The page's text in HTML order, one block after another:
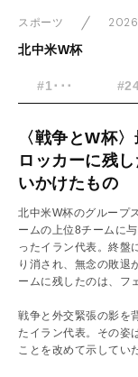
スポーツ
北中米W杯
#1･･･
〈戦争とW杯
ロッカーに残
いかけたもの
北中米W杯のグループ
ームの上位8チームに
ったイラン代表。終盤
り消され、無念の敗退
ームに残したのは、フ
戦争と外交緊張の影を
たイラン代表。その姿
ことを改めて示してい